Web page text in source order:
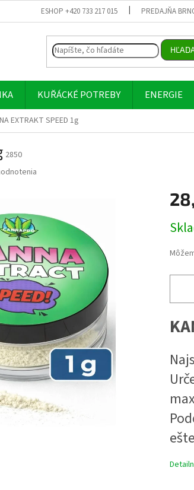
ESHOP +420 733 217 015 PREDAJŇA
KUŘÁCKÉ POTREBY ENERGIE
EXTRAKT SPEED 1g
2850
cena: